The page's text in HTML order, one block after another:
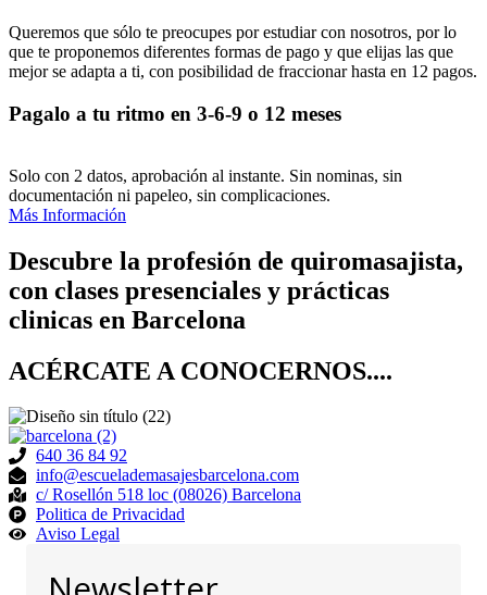
Queremos que sólo te preocupes por estudiar con nosotros, por lo
que te proponemos diferentes formas de pago y que elijas las que
mejor se adapta a ti, con posibilidad de fraccionar hasta en 12 pagos.
Pagalo a tu ritmo en 3-6-9 o 12 meses
Solo con 2 datos, aprobación al instante. Sin nominas, sin
documentación ni papeleo, sin complicaciones.
Más Información
Descubre la profesión de quiromasajista,
con clases presenciales y prácticas
clinicas en Barcelona
ACÉRCATE A CONOCERNOS....
640 36 84 92
info@escuelademasajesbarcelona.com
c/ Rosellón 518 loc (08026) Barcelona
Politica de Privacidad
Aviso Legal